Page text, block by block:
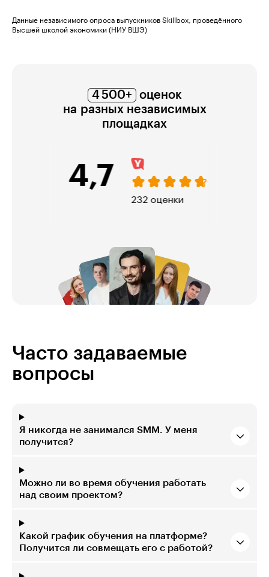
Данные независимого опроса выпускников Skillbox, проведённого
Высшей школой экономики (НИУ ВШЭ)
4 500+ оценок
на разных независимых
площадках
4,7
232 оценки
Часто задаваемые
вопросы
Я никогда не занимался SMM. У меня
получится?
Можно ли во время обучения работать
над своим проектом?
Какой график обучения на платформе?
Получится ли совмещать его с работой?